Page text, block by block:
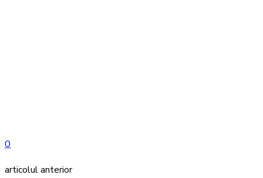
0
articolul anterior